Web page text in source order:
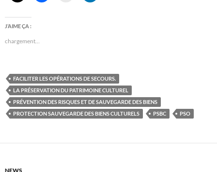
J’AIME ÇA :
chargement…
FACILITER LES OPÉRATIONS DE SECOURS.
LA PRÉSERVATION DU PATRIMOINE CULTUREL
PRÉVENTION DES RISQUES ET DE SAUVEGARDE DES BIENS
PROTECTION SAUVEGARDE DES BIENS CULTURELS
PSBC PSO
NEWS